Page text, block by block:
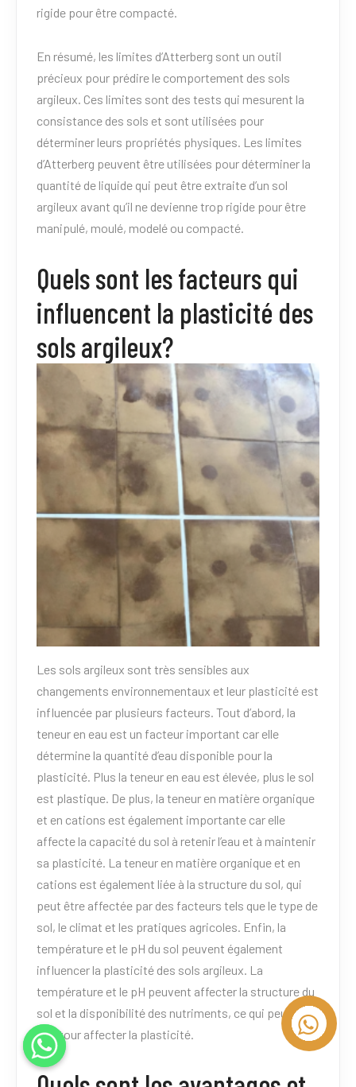
rigide pour être compacté.
En résumé, les limites d’Atterberg sont un outil
précieux pour prédire le comportement des sols
argileux. Ces limites sont des tests qui mesurent la
consistance des sols et sont utilisées pour
déterminer leurs propriétés physiques. Les limites
d’Atterberg peuvent être utilisées pour déterminer la
quantité de liquide qui peut être extraite d’un sol
argileux avant qu’il ne devienne trop rigide pour être
manipulé, moulé, modelé ou compacté.
Quels sont les facteurs qui
influencent la plasticité des
sols argileux?
Les sols argileux sont très sensibles aux
changements environnementaux et leur plasticité est
influencée par plusieurs facteurs. Tout d’abord, la
teneur en eau est un facteur important car elle
détermine la quantité d’eau disponible pour la
plasticité. Plus la teneur en eau est élevée, plus le sol
est plastique. De plus, la teneur en matière organique
et en cations est également importante car elle
affecte la capacité du sol à retenir l’eau et à maintenir
sa plasticité. La teneur en matière organique et en
cations est également liée à la structure du sol, qui
peut être affectée par des facteurs tels que le type de
sol, le climat et les pratiques agricoles. Enfin, la
température et le pH du sol peuvent également
influencer la plasticité des sols argileux. La
température et le pH peuvent affecter la structure du
sol et la disponibilité des nutriments, ce qui peut à
son tour affecter la plasticité.